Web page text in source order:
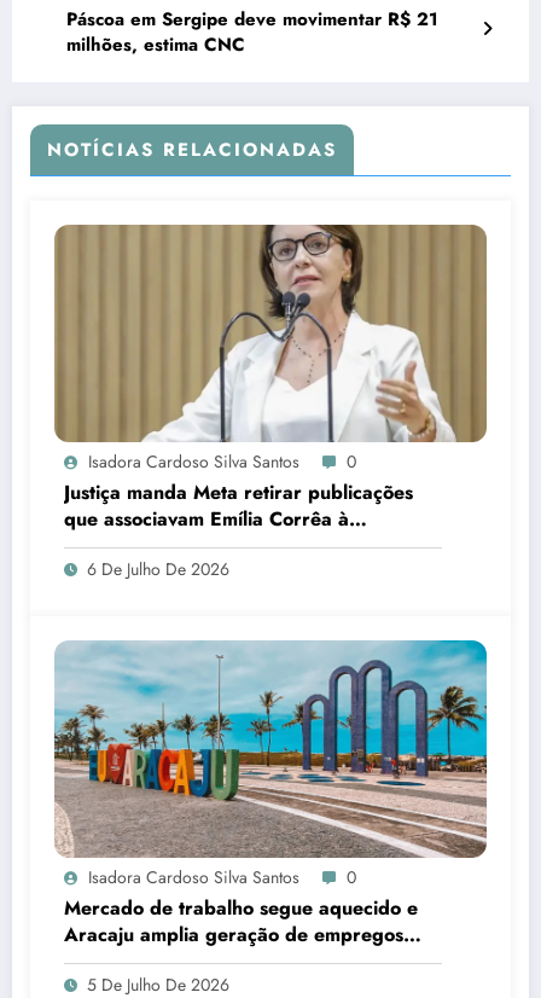
Páscoa em Sergipe deve movimentar R$ 21
milhões, estima CNC
NOTÍCIAS RELACIONADAS
Isadora Cardoso Silva Santos 0
Justiça manda Meta retirar publicações
que associavam Emília Corrêa à
corrupção e identificar responsáveis
6 De Julho De 2026
Isadora Cardoso Silva Santos 0
Mercado de trabalho segue aquecido e
Aracaju amplia geração de empregos
formais
5 De Julho De 2026